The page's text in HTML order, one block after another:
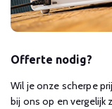
Offerte nodig?
Wil je onze scherpe
bij ons op en vergelijk